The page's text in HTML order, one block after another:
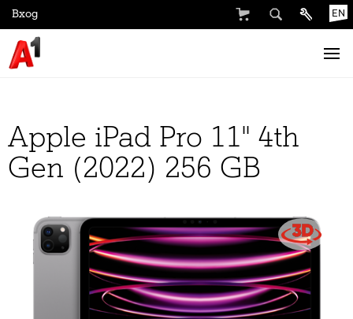
EN
Вход
Apple iPad Pro 11'' 4th
Gen (2022) 256 GB